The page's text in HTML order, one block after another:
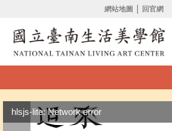
網站地圖 回官網
hlsjs-lite: Network error